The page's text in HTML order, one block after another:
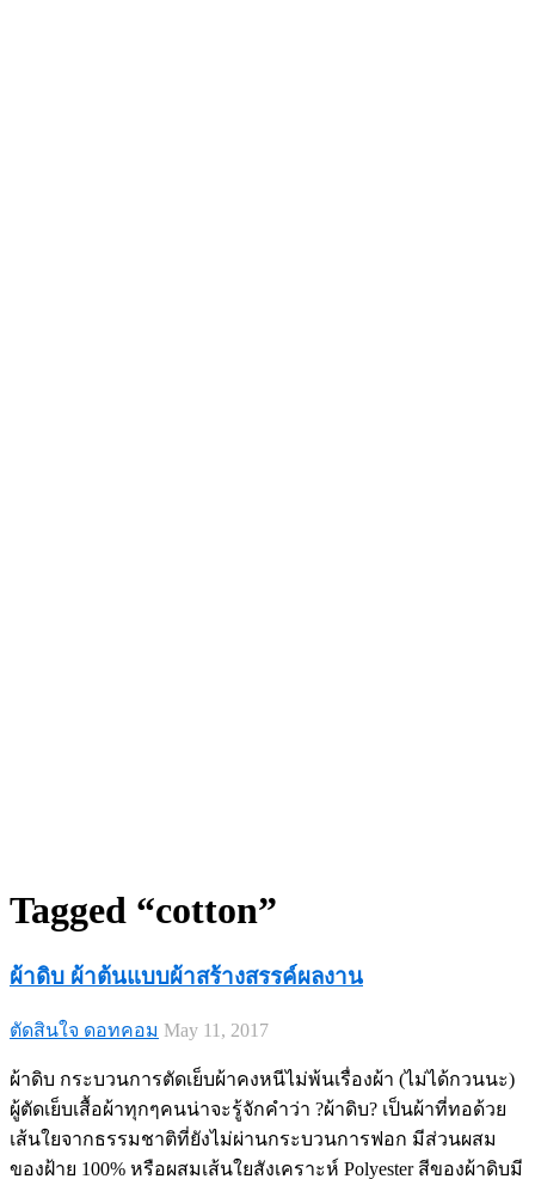
Tagged “cotton”
ผ้าดิบ ผ้าต้นแบบผ้าสร้างสรรค์ผลงาน
ตัดสินใจ ดอทคอม May 11, 2017
ผ้าดิบ กระบวนการตัดเย็บผ้าคงหนีไม่พ้นเรื่องผ้า (ไม่ได้กวนนะ)
ผู้ตัดเย็บเสื้อผ้าทุกๆคนน่าจะรู้จักคำว่า ?ผ้าดิบ? เป็นผ้าที่ทอด้วย
เส้นใยจากธรรมชาติที่ยังไม่ผ่านกระบวนการฟอก มีส่วนผสม
ของฝ้าย 100% หรือผสมเส้นใยสังเคราะห์ Polyester สีของผ้าดิบมี